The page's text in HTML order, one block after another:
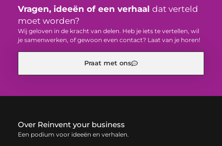
Vragen, ideeën of een verhaal dat verteld
moet worden?
Wij geloven in de kracht van delen. Heb je iets te vertellen, wil
je samenwerken, of gewoon even contact? Laat van je horen!
Praat met ons
Over Reinvent your business
Een podium voor ideeën en verhalen.